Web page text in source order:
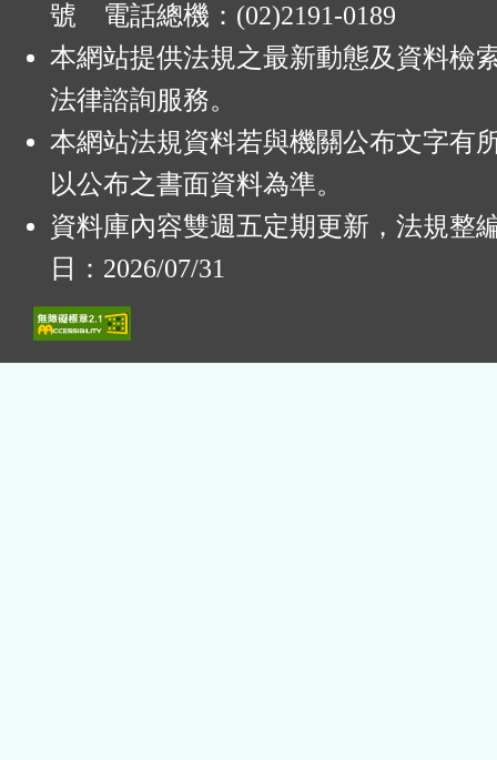
號 電話總機：(02)2191-0189
本網站提供法規之最新動態及資料檢
法律諮詢服務。
本網站法規資料若與機關公布文字有
以公布之書面資料為準。
資料庫內容雙週五定期更新，法規整
日：2026/07/31